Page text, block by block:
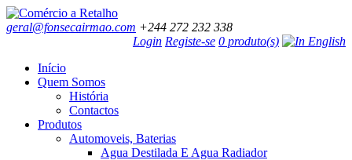
geral@fonsecairmao.com +244 272 232 338
Login Registe-se 0 produto(s)
Início
Quem Somos
História
Contactos
Produtos
Automoveis, Baterias
Agua Destilada E Agua Radiador